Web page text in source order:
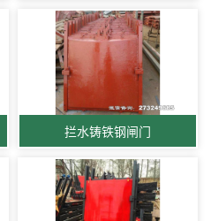
拦水铸铁钢闸门